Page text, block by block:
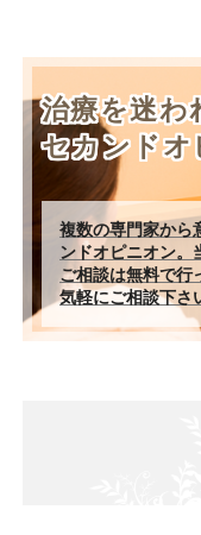
治療を迷わ
セカンドオ
複数の専門家から
ンドオピニオン。
ご相談は無料で行
気軽にご相談下さ